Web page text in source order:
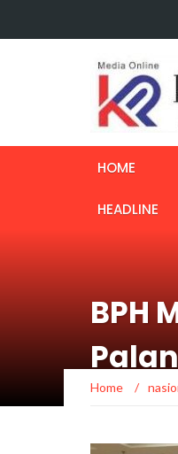
HOME
HEADLINE
BPH
Home /